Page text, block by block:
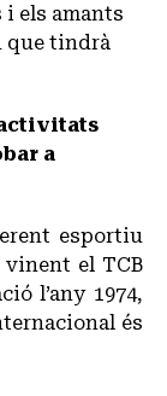
els amants
que tindrà
a
esportiu
vinent el TCB
l’any 1974,
és